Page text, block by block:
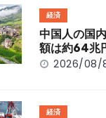
o
o
k
経済
中国人の国
額は約64兆
2026/08/
経済